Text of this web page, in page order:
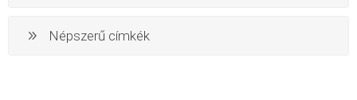
Népszerű címkék